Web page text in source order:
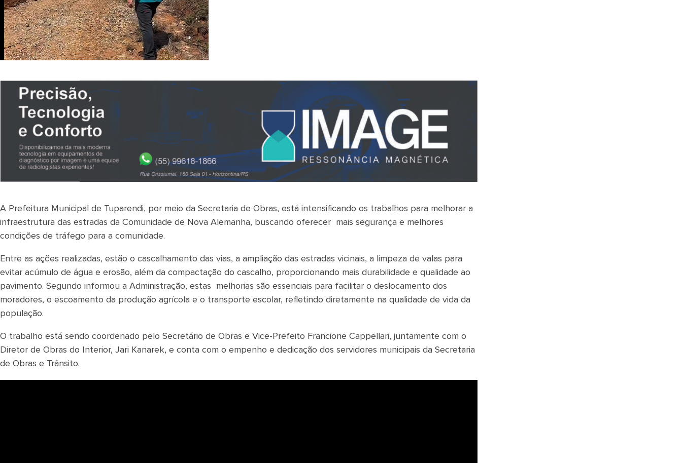
A Prefeitura Municipal de Tuparendi, por meio da Secretaria de Obras, está intensificando os trabalhos para melhorar a
infraestrutura das estradas da Comunidade de Nova Alemanha, buscando oferecer mais segurança e melhores
condições de tráfego para a comunidade.
Entre as ações realizadas, estão o cascalhamento das vias, a ampliação das estradas vicinais, a limpeza de valas para
evitar acúmulo de água e erosão, além da compactação do cascalho, proporcionando mais durabilidade e qualidade ao
pavimento. Segundo informou a Administração, estas melhorias são essenciais para facilitar o deslocamento dos
moradores, o escoamento da produção agrícola e o transporte escolar, refletindo diretamente na qualidade de vida da
população.
O trabalho está sendo coordenado pelo Secretário de Obras e Vice-Prefeito Francione Cappellari, juntamente com o
Diretor de Obras do Interior, Jari Kanarek, e conta com o empenho e dedicação dos servidores municipais da Secretaria
de Obras e Trânsito.